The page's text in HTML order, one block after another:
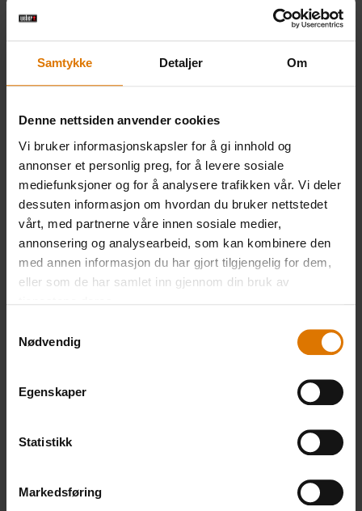
Samtykke Detaljer Om
Denne nettsiden anvender cookies
Vi bruker informasjonskapsler for å gi innhold og
annonser et personlig preg, for å levere sosiale
mediefunksjoner og for å analysere trafikken vår. Vi deler
dessuten informasjon om hvordan du bruker nettstedet
vårt, med partnerne våre innen sosiale medier,
annonsering og analysearbeid, som kan kombinere den
med annen informasjon du har gjort tilgjengelig for dem,
eller som de har samlet inn gjennom din bruk av
Nødvendig
Egenskaper
Statistikk
Markedsføring
1 syrlig rødt eple
1 fersk lime
2 fedd hvitløk
Litt frisk ingefær
2 ss honning
1 ss brunt sukker
½ ss tomatpuré
Amerikansk BBQ-rub